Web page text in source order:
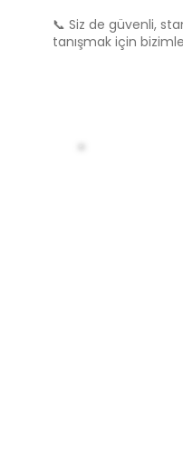
📞 Siz de güvenli,
tanışmak için